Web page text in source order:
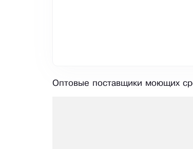
Оптовые поставщики моющих